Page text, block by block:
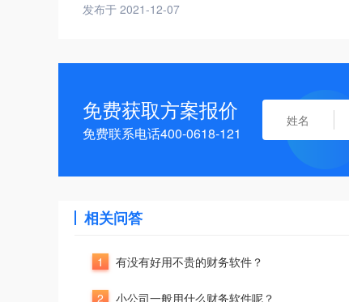
发布于 2021-12-07
免费获取方案报价
免费联系电话400-0618-121
相关问答
1 有没有好用不贵的财务软件？
2 小公司一般用什么财务软件呢？